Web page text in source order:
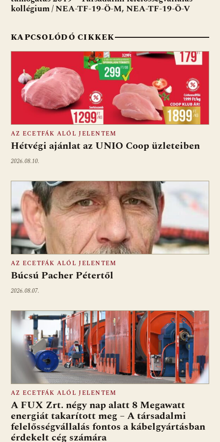
kollégium / NEA-TF-19-Ö-M, NEA-TF-19-Ö-V
KAPCSOLÓDÓ CIKKEK
AZ ECETFÁK ALÓL JELENTEM
Hétvégi ajánlat az UNIO Coop üzleteiben
2026.08.10.
AZ ECETFÁK ALÓL JELENTEM
Búcsú Pacher Pétertől
2026.08.07.
AZ ECETFÁK ALÓL JELENTEM
A FUX Zrt. négy nap alatt 8 Megawatt
energiát takarított meg – A társadalmi
felelősségvállalás fontos a kábelgyártásban
érdekelt cég számára